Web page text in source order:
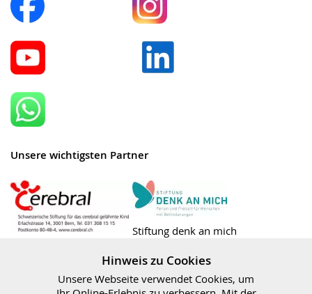
Unsere wichtigsten Partner
Stiftung denk an mich
Hinweis zu Cookies
Unsere Webseite verwendet Cookies, um